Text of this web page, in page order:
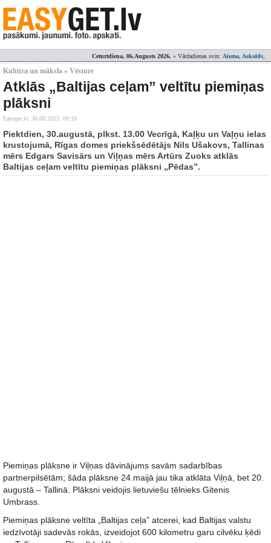
Ceturtdiena, 06.Augusts 2026. » Vārdadienas svin: Aisma, Askolds;
Kultūra un māksla » Vēsture
Atklās „Baltijas ceļam” veltītu piemiņas
plāksni
Easyget.lv, 30.08.2013. 09:16
Piektdien, 30.augustā, plkst. 13.00 Vecrīgā, Kaļķu un Vaļņu ielas
krustojumā, Rīgas domes priekšsēdētājs Nils Ušakovs, Tallinas
mērs Edgars Savisārs un Viļņas mērs Artūrs Zuoks atklās
Baltijas ceļam veltītu piemiņas plāksni „Pēdas”.
Piemiņas plāksne ir Viļņas dāvinājums savām sadarbības
partnerpilsētām; šāda plāksne 24.maijā jau tika atklāta Viļņā, bet 20.
augustā – Tallinā. Plāksni veidojis lietuviešu tēlnieks Gitenis
Umbrass.
Piemiņas plāksne veltīta „Baltijas ceļa” atcerei, kad Baltijas valstu
iedzīvotāji sadevās rokās, izveidojot 600 kilometru garu cilvēku ķēdi